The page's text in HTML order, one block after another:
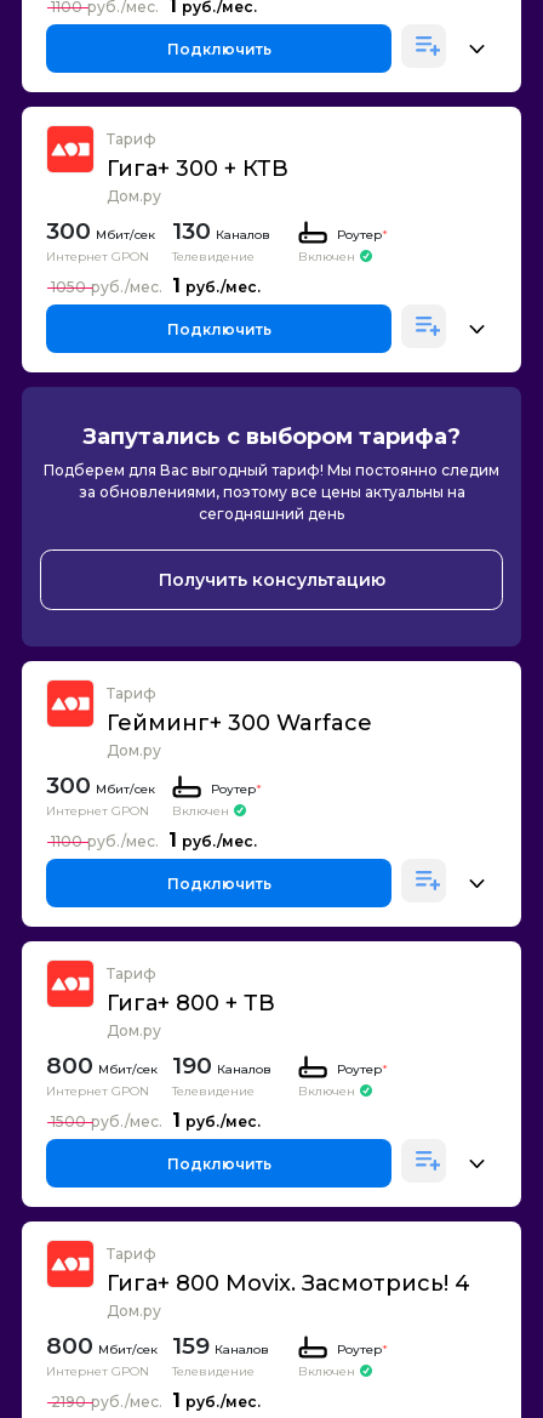
1
1100
Подключить
Тариф
Гига+ 300 + КТВ
Дом.ру
300
Интернет GPON
130 Каналов
Телевидение
Роутер*
Включен
1
1050
Подключить
Запутались с выбором тарифа?
Подберем для Вас выгодный тариф! Мы постоянно следим
за обновлениями, поэтому все цены актуальны на
сегодняшний день
Получить консультацию
Тариф
Гейминг+ 300 Warface
Дом.ру
300
Интернет GPON
Роутер*
Включен
1
1100
Подключить
Тариф
Гига+ 800 + ТВ
Дом.ру
800
Интернет GPON
190 Каналов
Телевидение
Роутер*
Включен
1
1500
Подключить
Тариф
Гига+ 800 Movix. Засмотрись! 4
Дом.ру
800
Интернет GPON
159 Каналов
Телевидение
Роутер*
Включен
1
2190